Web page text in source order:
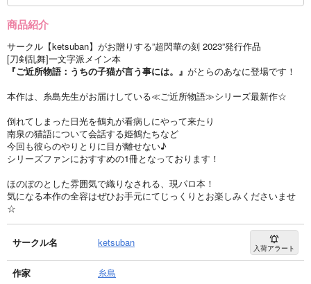
商品紹介
サークル【ketsuban】がお贈りする”超閃華の刻 2023”発行作品
[刀剣乱舞]一文字派メイン本
『ご近所物語：うちの子猫が言う事には。』 がとらのあなに登場です！
本作は、糸島先生がお届けしている≪ご近所物語≫シリーズ最新作☆
倒れてしまった日光を鶴丸が看病しにやって来たり
南泉の猫語について会話する姫鶴たちなど
今回も彼らのやりとりに目が離せない♪
シリーズファンにおすすめの1冊となっております！
ほのぼのとした雰囲気で織りなされる、現パロ本！
気になる本作の全容はぜひお手元にてじっくりとお楽しみくださいませ
☆
サークル名 ketsuban 入荷アラート
作家
糸島